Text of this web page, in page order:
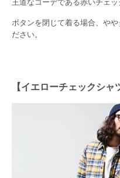
王道なコーデである赤いチェ
ボタンを閉じて着る場合、や
ださい。
【イエローチェックシャ